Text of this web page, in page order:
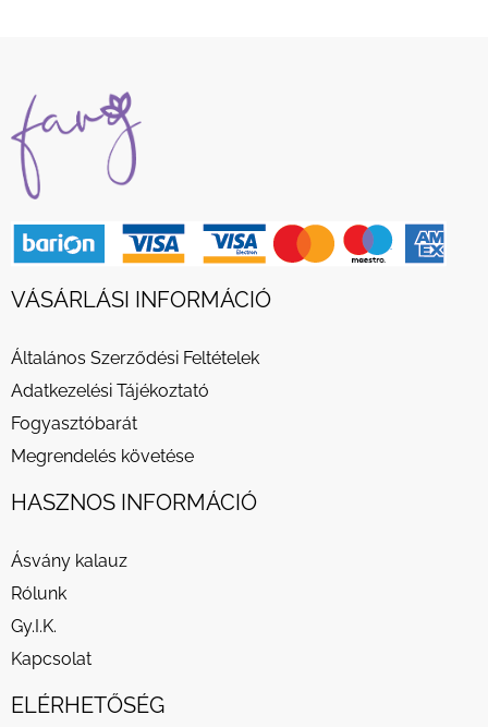
VÁSÁRLÁSI INFORMÁCIÓ
Általános Szerződési Feltételek
Adatkezelési Tájékoztató
Fogyasztóbarát
Megrendelés követése
HASZNOS INFORMÁCIÓ
Ásvány kalauz
Rólunk
Gy.I.K.
Kapcsolat
ELÉRHETŐSÉG